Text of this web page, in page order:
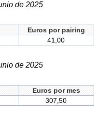
de 2025
Euros por pairing
41,00
de 2025
Euros por mes
307,50